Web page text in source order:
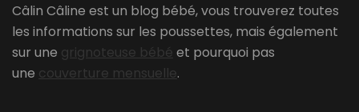
Câlin Câline est un blog bébé, vous trouverez toutes
les informations sur les poussettes, mais également
sur une grignoteuse bébé et pourquoi pas
une couverture mensuelle.